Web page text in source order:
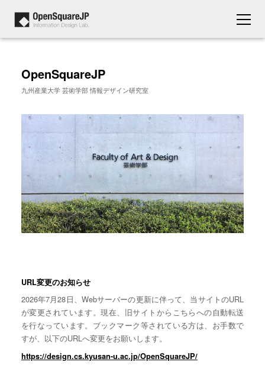
OpenSquareJP
九州産業大学 芸術学部 情報デザイン研究室
URL変更のお知らせ
2026年7月28日、Webサーバーの更新に伴って、当サイトのURL
が変更されています。現在、旧サイトからこちらへの自動転送
を行なっています。ブックマーク等されている方は、お手数で
すが、以下のURLへ変更をお願いします。
https://design.cs.kyusan-u.ac.jp/OpenSquareJP/